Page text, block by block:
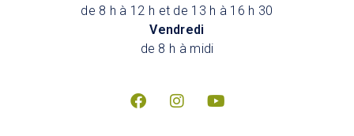
de 8 h à 12 h et de 13 h à 16 h 30
Vendredi
de 8 h à midi